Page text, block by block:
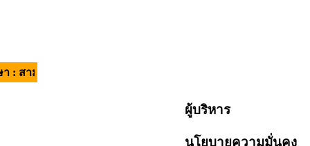
คี มีวินัย ใส่ใจบริการ | อัตลักษณ์ของผู้เรียน : วินัยดี มีทักษะ |
ผู้บริหาร
นโยบายความมั่นคง